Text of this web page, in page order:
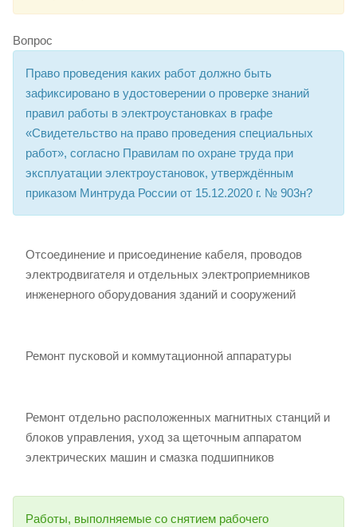
Вопрос
Право проведения каких работ должно быть
зафиксировано в удостоверении о проверке знаний
правил работы в электроустановках в графе
«Свидетельство на право проведения специальных
работ», согласно Правилам по охране труда при
эксплуатации электроустановок, утверждённым
приказом Минтруда России от 15.12.2020 г. № 903н?
Отсоединение и присоединение кабеля, проводов
электродвигателя и отдельных электроприемников
инженерного оборудования зданий и сооружений
Ремонт пусковой и коммутационной аппаратуры
Ремонт отдельно расположенных магнитных станций и
блоков управления, уход за щеточным аппаратом
электрических машин и смазка подшипников
Работы, выполняемые со снятием рабочего